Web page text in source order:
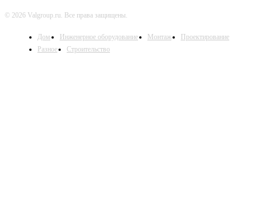
© 2026 Valgroup.ru. Все права защищены.
Дом Инженерное оборудование Монтаж
Проектирование
Разное
Строительство